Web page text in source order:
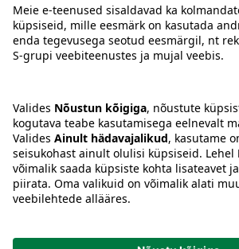
Tingimused
Keel:ETENRU